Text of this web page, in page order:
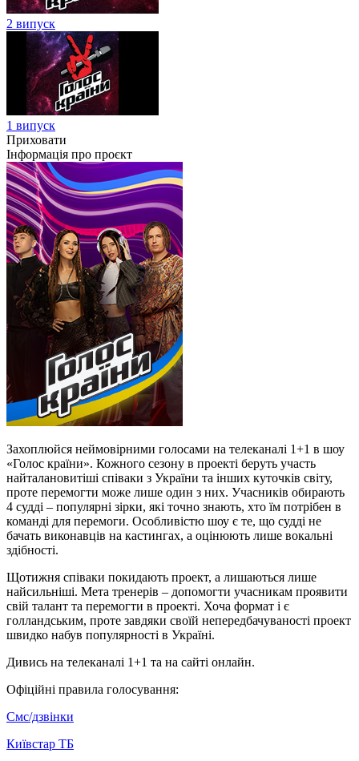
2 випуск
1 випуск
Приховати
Інформація про проєкт
Захоплюйся неймовірними голосами на телеканалі 1+1 в шоу
«Голос країни». Кожного сезону в проекті беруть участь
найталановитіші співаки з України та інших куточків світу,
проте перемогти може лише один з них. Учасників обирають
4 судді – популярні зірки, які точно знають, хто їм потрібен в
команді для перемоги. Особливістю шоу є те, що судді не
бачать виконавців на кастингах, а оцінюють лише вокальні
здібності.
Щотижня співаки покидають проект, а лишаються лише
найсильніші. Мета тренерів – допомогти учасникам проявити
свій талант та перемогти в проекті. Хоча формат і є
голландським, проте завдяки своїй непередбачуваності проект
швидко набув популярності в Україні.
Дивись на телеканалі 1+1 та на сайті онлайн.
Офіційні правила голосування:
Смс/дзвінки
Київстар ТБ